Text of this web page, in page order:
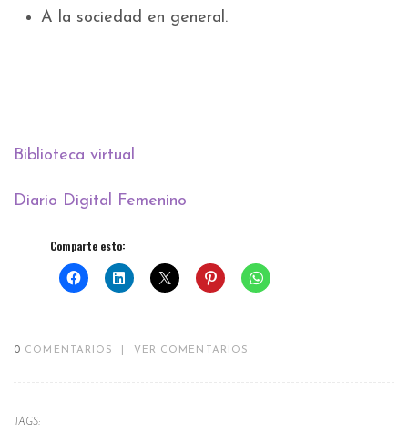
A la sociedad en general.
Biblioteca virtual
Diario Digital Femenino
Comparte esto:
0 COMENTARIOS VER COMENTARIOS
TAGS: